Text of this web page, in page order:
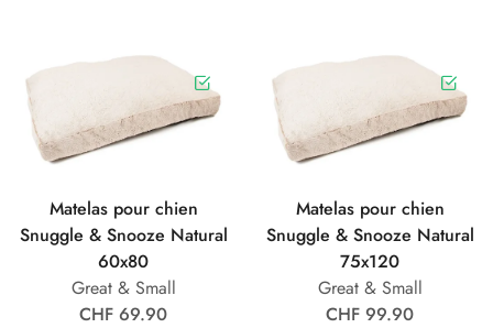
Matelas pour chien
Snuggle & Snooze Natural
60x80
Great & Small
CHF 69.90
Matelas pour chien
Snuggle & Snooze Natural
75x120
Great & Small
CHF 99.90